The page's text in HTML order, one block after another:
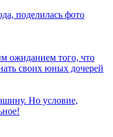
поделилась фото
ожиданием того, что
своих юных дочерей
Но условие,